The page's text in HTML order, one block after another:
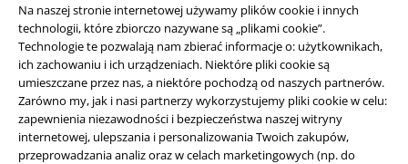
Na naszej stronie internetowej używamy plików cookie i innych
technologii, które zbiorczo nazywane są „plikami cookie”.
Technologie te pozwalają nam zbierać informacje o: użytkownikach,
ich zachowaniu i ich urządzeniach. Niektóre pliki cookie są
umieszczane przez nas, a niektóre pochodzą od naszych partnerów.
Zarówno my, jak i nasi partnerzy wykorzystujemy pliki cookie w celu:
zapewnienia niezawodności i bezpieczeństwa naszej witryny
internetowej, ulepszania i personalizowania Twoich zakupów,
przeprowadzania analiz oraz w celach marketingowych (np. do